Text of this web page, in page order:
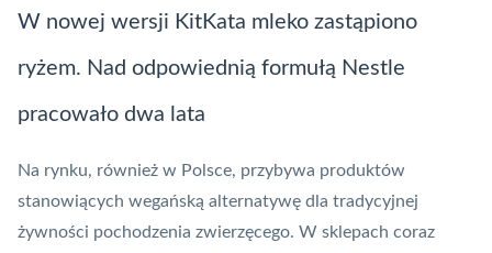
W nowej wersji KitKata mleko zastąpiono
ryżem. Nad odpowiednią formułą Nestle
pracowało dwa lata
Na rynku, również w Polsce, przybywa produktów
stanowiących wegańską alternatywę dla tradycyjnej
żywności pochodzenia zwierzęcego. W sklepach coraz